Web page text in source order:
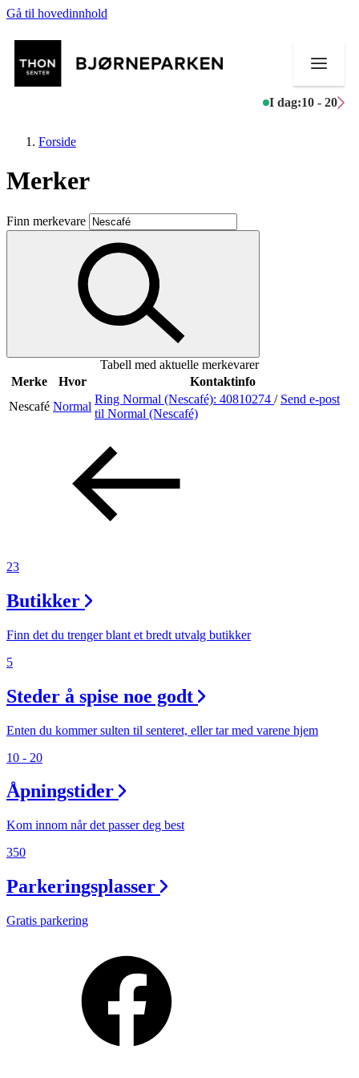
Gå til hovedinnhold
I dag:10 - 20
Butikker
Mat og drikke
Aktiviteter
Søk
Åpningstider
Praktisk informasjon
Gavekort
Finn frem
Forside
Merker
Finn merkevare
Tabell med aktuelle merkevarer
Merke
Hvor
Kontaktinfo
Nescafé Normal
Ring Normal (Nescafé): 40810274 / Send e-post
til Normal (Nescafé)
23
Butikker
Finn det du trenger blant et bredt utvalg butikker
5
Steder å spise noe godt
Enten du kommer sulten til senteret, eller tar med varene hjem
10 - 20
Åpningstider
Kom innom når det passer deg best
350
Parkeringsplasser
Gratis parkering